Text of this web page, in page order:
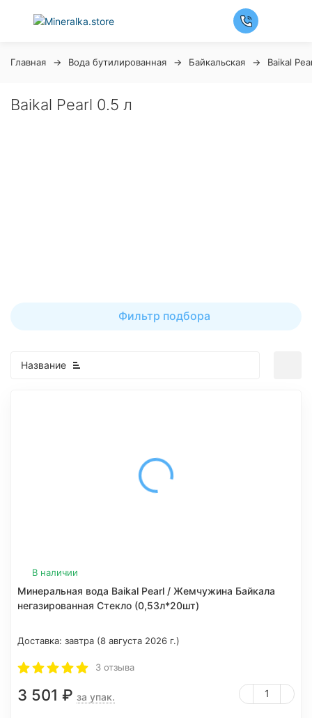
Главная Вода бутилированная Байкальская Baikal
Baikal Pearl 0.5 л
Фильтр подбора
Название
В наличии
Минеральная вода Baikal Pearl / Жемчужина Байкала
негазированная Стекло (0,53л*20шт)
Доставка: завтра (8 августа 2026 г.)
3 отзыва
3 501 ₽ за упак.